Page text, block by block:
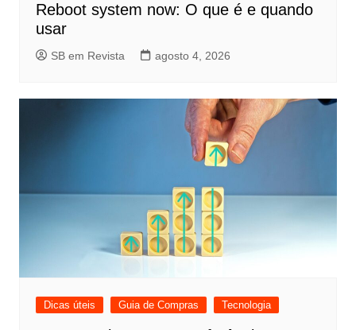
Reboot system now: O que é e quando
usar
SB em Revista agosto 4, 2026
Dicas úteis Guia de Compras Tecnologia